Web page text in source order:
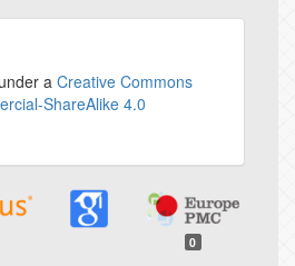
a Creative Commons
ShareAlike 4.0
0